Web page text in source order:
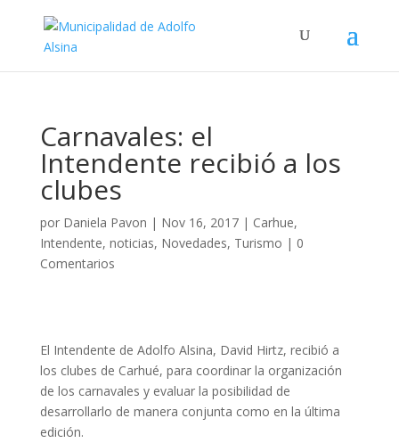
Carnavales: el
Intendente recibió a los
clubes
por Daniela Pavon | Nov 16, 2017| Carhue,
Intendente, noticias, Novedades, Turismo | 0
Comentarios
El Intendente de Adolfo Alsina, David Hirtz, recibió a
los clubes de Carhué, para coordinar la organización
de los carnavales y evaluar la posibilidad de
desarrollarlo de manera conjunta como en la última
edición.